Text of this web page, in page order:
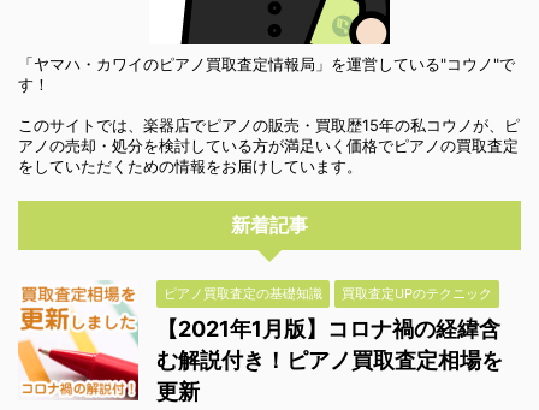
「ヤマハ・カワイのピアノ買取査定情報局」を運営している"コウノ"で
す！
このサイトでは、楽器店でピアノの販売・買取歴15年の私コウノが、ピ
アノの売却・処分を検討している方が満足いく価格でピアノの買取査定
をしていただくための情報をお届けしています。
新着記事
ピアノ買取査定の基礎知識 買取査定UPのテクニック
【2021年1月版】コロナ禍の経緯含
む解説付き！ピアノ買取査定相場を
更新